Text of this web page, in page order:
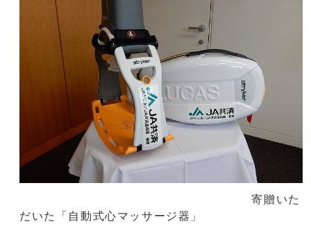
寄贈いた
だいた「自動式心マッサージ器」